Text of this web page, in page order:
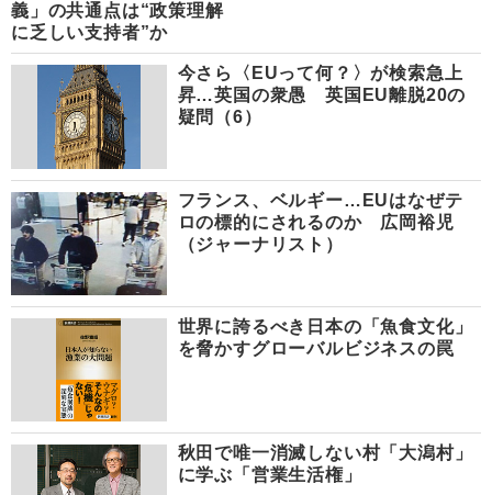
義」の共通点は“政策理解
に乏しい支持者”か
今さら〈EUって何？〉が検索急上
昇…英国の衆愚 英国EU離脱20の
疑問（6）
フランス、ベルギー…EUはなぜテ
ロの標的にされるのか 広岡裕児
（ジャーナリスト）
世界に誇るべき日本の「魚食文化」
を脅かすグローバルビジネスの罠
秋田で唯一消滅しない村「大潟村」
に学ぶ「営業生活権」